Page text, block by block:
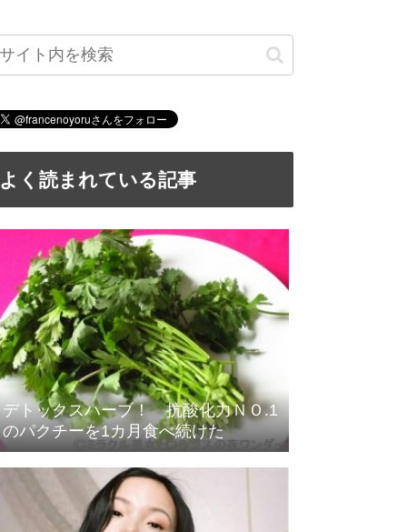
よく読まれている記事
デトックスハーブ！ 抗酸化力ＮＯ.1
のパクチーを1カ月食べ続けた